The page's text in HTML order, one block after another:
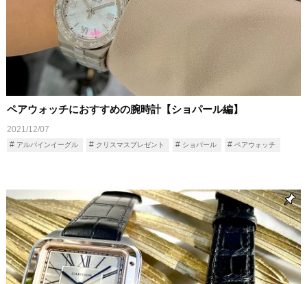
ペアウォッチにおすすめの腕時計【ショパール編】
2021/12/07
アルパインイーグル クリスマスプレゼント ショパール ペアウォッチ